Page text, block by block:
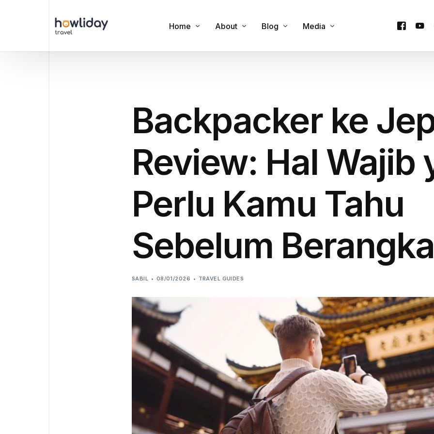
Home
Terms of Use
About
Products
Company Trip
Private Trip
One Day Trip
Blog
Family & Group Travel
Food & Culinary Tours
Onsen & Wellness
Outdoor Adventures
Seasonal Attractions
Travel Guides
Media
Backpacker ke
Review: Hal Wajib
Perlu Kamu Tahu
Sebelum
SABIL 08/01/2026 TRAVEL GUIDES